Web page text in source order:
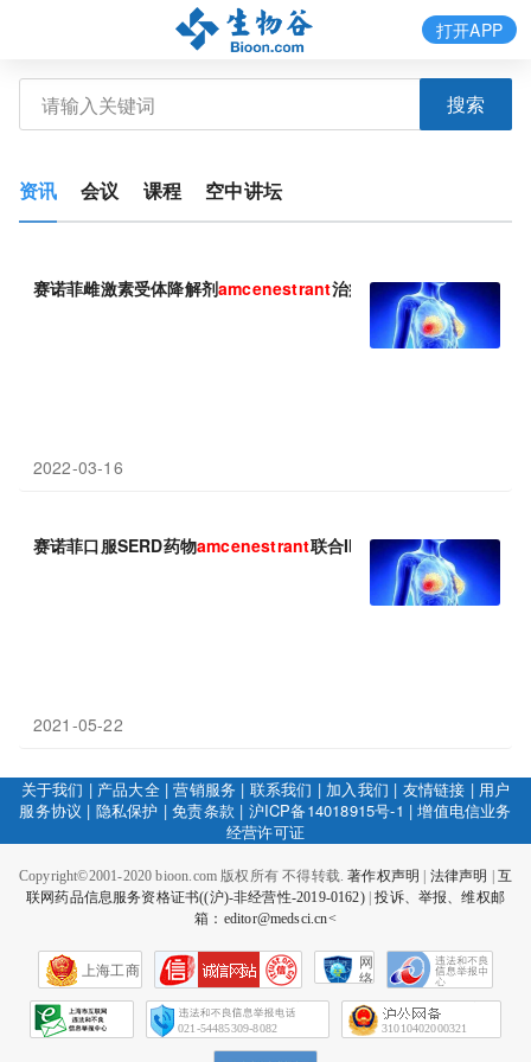
搜索
打开APP
资讯 会议 课程 空中讲坛
赛诺菲雌激素受体降解剂amcenestrant治疗ER+/HER2-乳腺癌2
2022-03-16
赛诺菲口服SERD药物amcenestrant联合Ibrance(哌柏西利)治疗
2021-05-22
关于我们 | 产品大全|营销服务 | 联系我们 | 加入我们 | 友情链接 | 用户
服务协议 | 隐私保护 |免责条款 | 沪ICP备14018915号-1 |增值电信业务
经营许可证
Copyright©2001-2020 bioon.com 版权所有 不得转载.著作权声明 法律声明
互
联网药品信息服务资格证书((沪)-非经营性-2019-0162)|投诉、举报、维权邮
箱：editor@medsci.cn<
上海工商
网
络
会
征
021-54485309-8082 31010402000321